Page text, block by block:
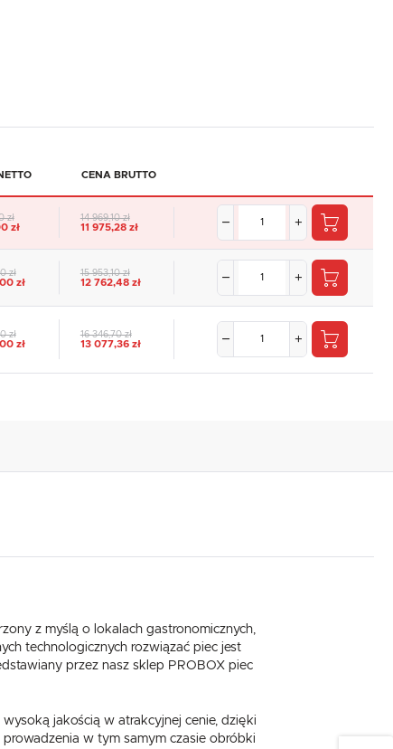
CENA BRUTTO
zł
zł
14 969,10 zł
11 975,28 zł
zł
zł
15 953,10 zł
12 762,48 zł
zł
zł
16 346,70 zł
13 077,36 zł
z myślą o lokalach gastronomicznych,
technologicznych rozwiązać piec jest
przez nasz sklep PROBOX piec
jakością w atrakcyjnej cenie, dzięki
w tym samym czasie obróbki